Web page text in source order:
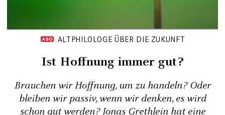
ALTPHILOLOGE ÜBER DIE ZUKUNFT
Ist Hoffnung immer gut?
Brauchen wir Hoffnung, um zu handeln? Oder
bleiben wir passiv, wenn wir denken, es wird
schon gut werden? Jonas Grethlein hat eine